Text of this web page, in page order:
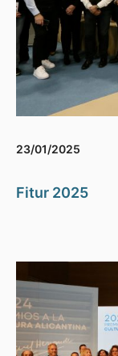
23/01/2025
Fitur 2025